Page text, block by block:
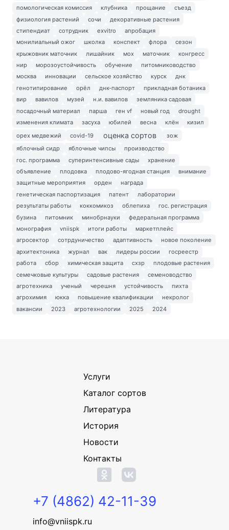
помологическая комиссия
клубника прощание
съезд
физиология растений
сочи
декоративные растения
стипендиат
сотрудник exvitro
апробация
монилиальный ожог
школка конспект флора
сезон
крыжовник маточник
лишайник мох маточник
конгресс
нир
морозоустойчивость обучение
питомниководство
москва
инновации сельское хозяйство курск
днк
генотипирование
орёл днк-паспорт
прикладная ботаника
вир
вавилов музей н.и. вавилов
земляника садовая
посадочный материал
парша ген vf новый год
drought
изменения климата
засуха юбилей весна клён
кизил
орех медвежий
covid-19 оценка сортов
зож
яблочный сидр
яблочные чипсы
производство
гос. программа
суперинтенсивные сады
хранение
объявление
плодовка плодово-ягодная станция
внимание
защитные мероприятия
орден
награда
генетическая паспортизация
патент
лаборатории
результаты работы
коккомикоз облепиха
гос. регистрация
бузина
питомник минобрнауки
федеральная программа
монография
vniispk итоги работы
маркетплейс
агросектор
сотрдуничество адаптивность
новое поколение
архитектоника
журнал вак лидеры россии
госреестр
работа
сбор химическая защита схзр
плодовые растения
семечковые культуры
садовые растения
семеноводство
агротехника
ученый черешня устойчивость
пихта
агрохимия
юкка повышение квалификации
некролог
вакансии
2023 агротехнологии 2025 2024
Услуги
Каталог сортов
Литература
История
Новости
Контакты
+7 (4862) 42-11-39
info@vniispk.ru